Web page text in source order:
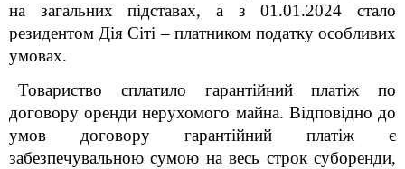
на загальних підставах, а з 01.01.2024 стало
резидентом Дія Сіті – платником податку особливих
умовах.
Товариство сплатило гарантійний платіж по
договору оренди нерухомого майна. Відповідно до
умов договору гарантійний платіж є
забезпечувальною сумою на весь строк суборенди,